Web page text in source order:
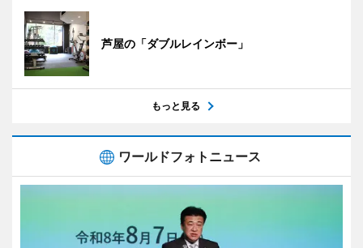
芦屋の「ダブルレインボー」
もっと見る
ワールドフォトニュース